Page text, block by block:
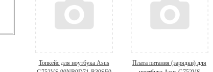
Топкейс для ноутбука Asus
Плата питания (зарядки) для